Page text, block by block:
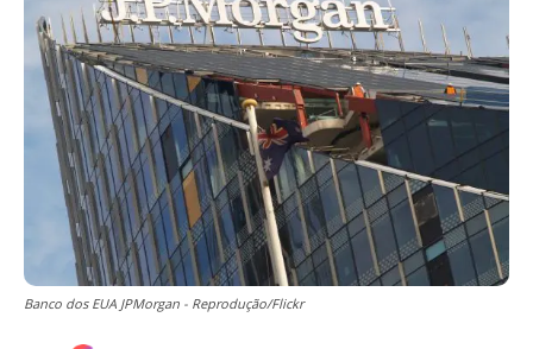
Banco dos EUA JPMorgan - Reprodução/Flickr